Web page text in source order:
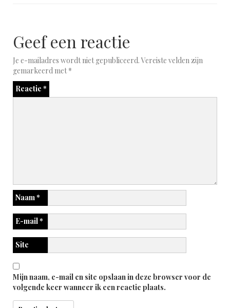
Geef een reactie
Je e-mailadres wordt niet gepubliceerd. Vereiste velden zijn
gemarkeerd met*
Reactie *
Naam*
E-mail*
Site
Mijn naam, e-mail en site opslaan in deze browser voor de
volgende keer wanneer ik een reactie plaats.